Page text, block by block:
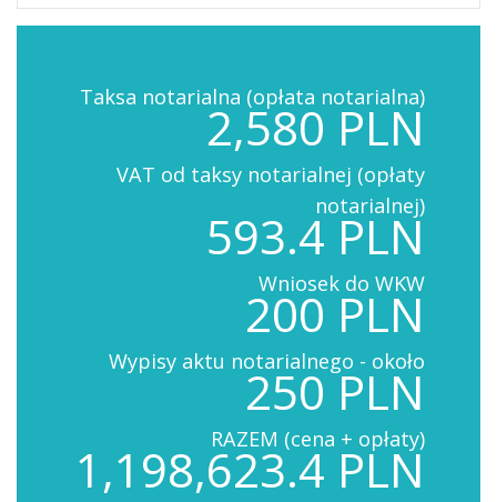
Taksa notarialna (opłata notarialna)
2,580 PLN
VAT od taksy notarialnej (opłaty
notarialnej)
593.4 PLN
Wniosek do WKW
200 PLN
Wypisy aktu notarialnego - około
250 PLN
RAZEM (cena + opłaty)
1,198,623.4 PLN